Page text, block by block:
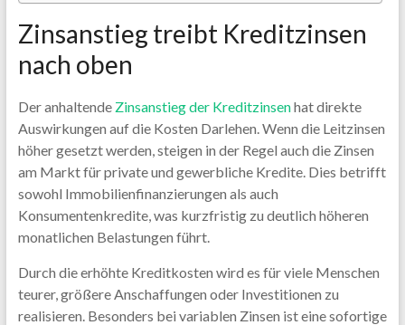
Zinsanstieg treibt Kreditzinsen
nach oben
Der anhaltende Zinsanstieg der Kreditzinsenhat direkte
Auswirkungen auf die Kosten Darlehen. Wenn die Leitzinsen
höher gesetzt werden, steigen in der Regel auch die Zinsen
am Markt für private und gewerbliche Kredite. Dies betrifft
sowohl Immobilienfinanzierungen als auch
Konsumentenkredite, was kurzfristig zu deutlich höheren
monatlichen Belastungen führt.
Durch die erhöhte Kreditkosten wird es für viele Menschen
teurer, größere Anschaffungen oder Investitionen zu
realisieren. Besonders bei variablen Zinsen ist eine sofortige